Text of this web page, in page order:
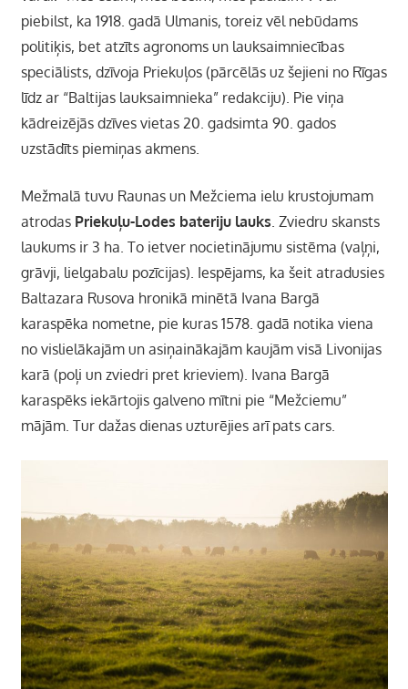
piebilst, ka 1918. gadā Ulmanis, toreiz vēl nebūdams
politiķis, bet atzīts agronoms un lauksaimniecības
speciālists, dzīvoja Priekuļos (pārcēlās uz šejieni no Rīgas
līdz ar “Baltijas lauksaimnieka” redakciju). Pie viņa
kādreizējās dzīves vietas 20. gadsimta 90. gados
uzstādīts piemiņas akmens.
Mežmalā tuvu Raunas un Mežciema ielu krustojumam
atrodas Priekuļu-Lodes bateriju lauks. Zviedru skansts
laukums ir 3 ha. To ietver nocietinājumu sistēma (vaļņi,
grāvji, lielgabalu pozīcijas). Iespējams, ka šeit atradusies
Baltazara Rusova hronikā minētā Ivana Bargā
karaspēka nometne, pie kuras 1578. gadā notika viena
no vislielākajām un asiņainākajām kaujām visā Livonijas
karā (poļi un zviedri pret krieviem). Ivana Bargā
karaspēks iekārtojis galveno mītni pie “Mežciemu”
mājām. Tur dažas dienas uzturējies arī pats cars.